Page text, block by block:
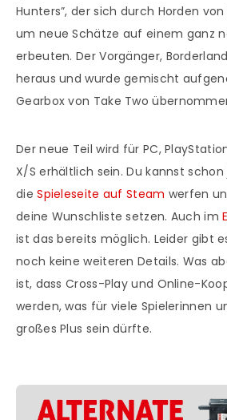
Hunters”, der sich durch Horden
um neue Schätze auf einem ganz
erbeuten. Der Vorgänger,
heraus und wurde gemischt
Gearbox von Take Two
Der neue Teil wird für PC,
X/S erhältlich sein. Du kannst
dieSpieleseite auf Steam werfen
deine Wunschliste setzen. Auch im
ist das bereits möglich. Leider gibt
noch keine weiteren Details. Was
ist, dass Cross-Play und Online-
werden, was für viele Spielerinnen
großes Plus sein dürfte.